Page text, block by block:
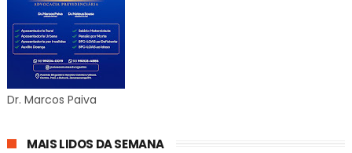
Dr. Marcos Paiva
MAIS LIDOS DA SEMANA